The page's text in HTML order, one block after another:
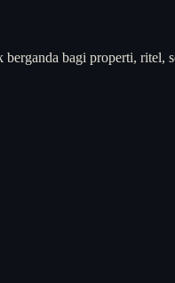
berganda bagi properti,